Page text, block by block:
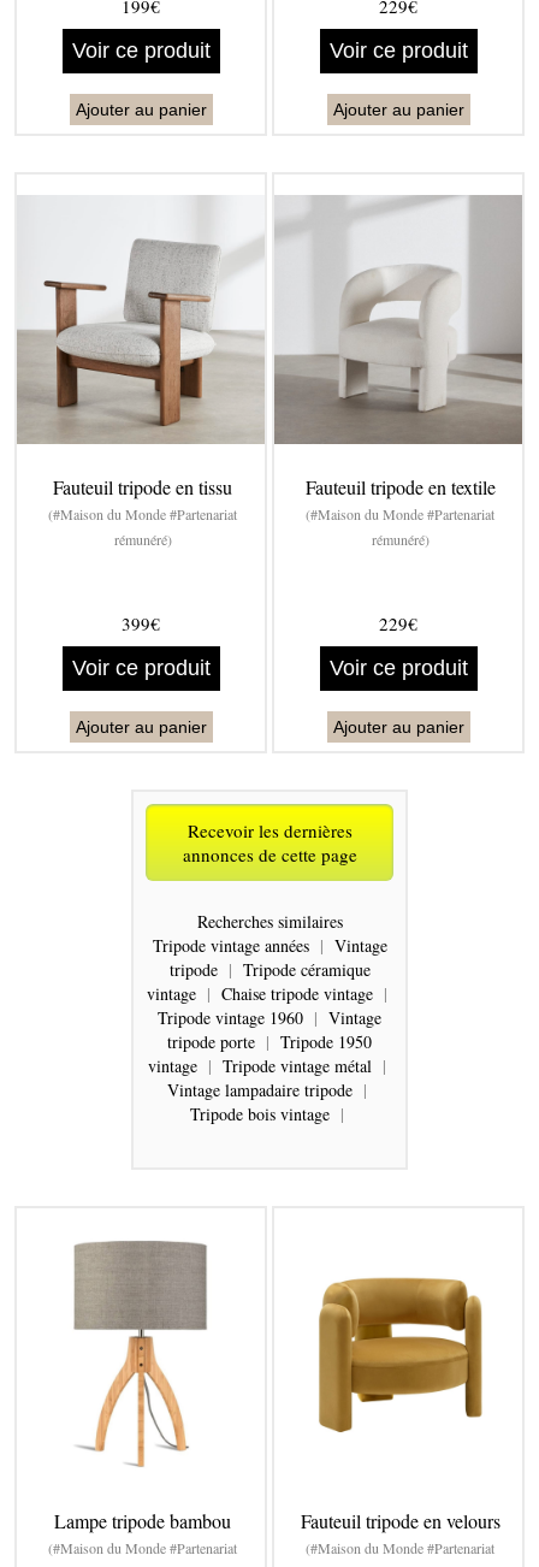
199€
Voir ce produit
Ajouter au panier
229€
Voir ce produit
Ajouter au panier
Fauteuil tripode en tissu
(#Maison du Monde #Partenariat
rémunéré)
399€
Voir ce produit
Ajouter au panier
Fauteuil tripode en textile
(#Maison du Monde #Partenariat
rémunéré)
229€
Voir ce produit
Ajouter au panier
Recevoir les dernières
annonces de cette page
Recherches similaires
Tripode vintage années | Vintage
tripode | Tripode céramique
vintage | Chaise tripode vintage |
Tripode vintage 1960 | Vintage
tripode porte | Tripode 1950
vintage | Tripode vintage métal |
Vintage lampadaire tripode |
Tripode bois vintage |
Lampe tripode bambou
(#Maison du Monde #Partenariat
Fauteuil tripode en velours
(#Maison du Monde #Partenariat